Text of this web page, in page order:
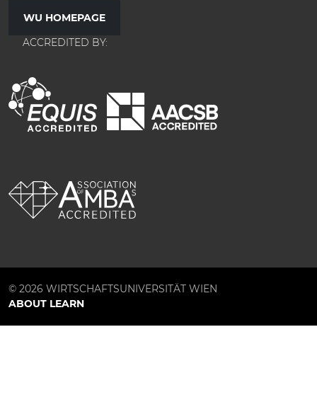
WU HOMEPAGE
ACCREDITED BY:
© 2026 WIRTSCHAFTSUNIVERSITÄT WIEN
ABOUT LEARN